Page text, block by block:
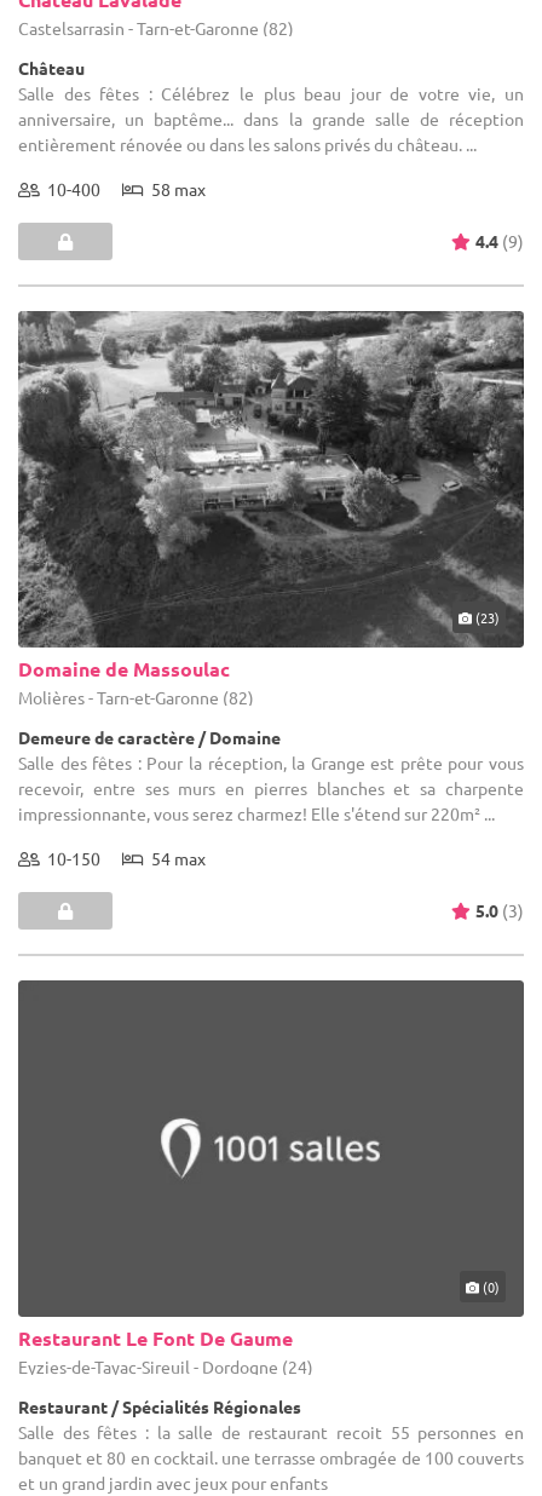
Castelsarrasin - Tarn-et-Garonne (82)
Château
Salle des fêtes : Célébrez le plus beau jour de votre vie, un
anniversaire, un baptême... dans la grande salle de réception
entièrement rénovée ou dans les salons privés du château. ...
10-400 58 max
4.4 (9)
(23)
Domaine de Massoulac
Molières - Tarn-et-Garonne (82)
Demeure de caractère / Domaine
Salle des fêtes : Pour la réception, la Grange est prête pour vous
recevoir, entre ses murs en pierres blanches et sa charpente
impressionnante, vous serez charmez! Elle s'étend sur 220m² ...
10-150 54 max
5.0 (3)
(0)
Restaurant Le Font De Gaume
Eyzies-de-Tayac-Sireuil - Dordogne (24)
Restaurant / Spécialités Régionales
Salle des fêtes : la salle de restaurant recoit 55 personnes en
banquet et 80 en cocktail. une terrasse ombragée de 100 couverts
et un grand jardin avec jeux pour enfants